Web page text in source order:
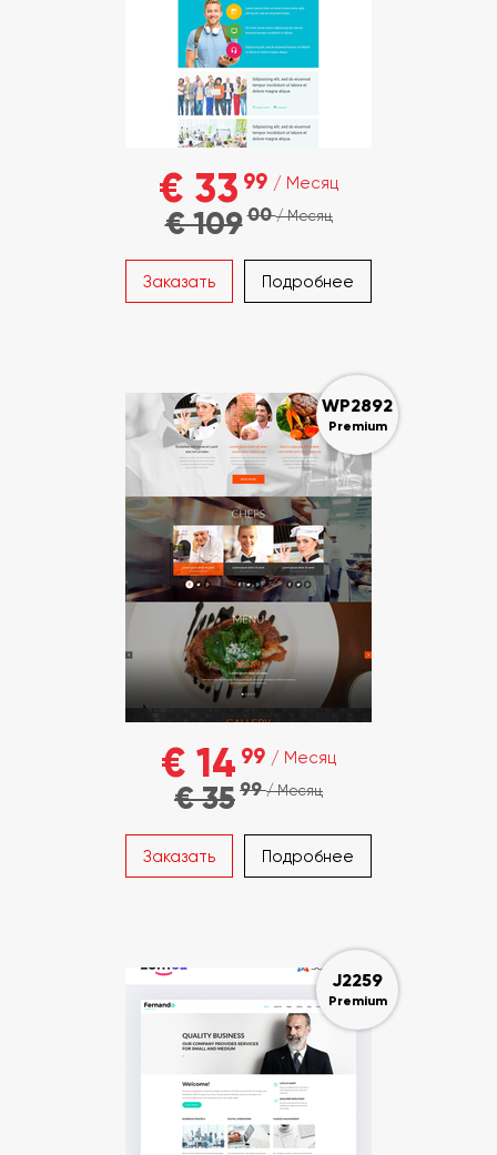
€ 33 99 / Месяц
€ 10900/ Месяц
Заказать Подробнее
WP2892
Premium
€ 14 99 / Месяц
€ 3599/ Месяц
Заказать Подробнее
J2259
Premium